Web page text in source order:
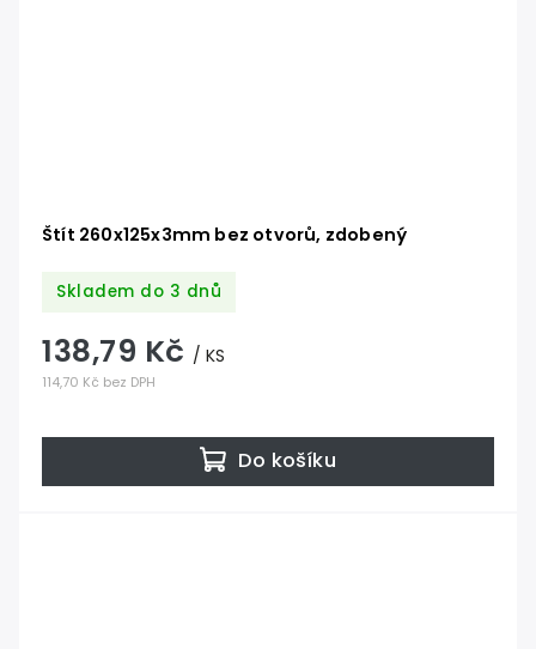
Štít 260x125x3mm bez otvorů, zdobený
Skladem do 3 dnů
114,70 Kč bez DPH
138,79 Kč / KS
Do košíku